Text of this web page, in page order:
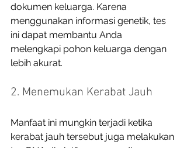
dokumen keluarga. Karena
menggunakan informasi genetik, tes
ini dapat membantu Anda
melengkapi pohon keluarga dengan
lebih akurat.
2. Menemukan Kerabat Jauh
Manfaat ini mungkin terjadi ketika
kerabat jauh tersebut juga melakukan